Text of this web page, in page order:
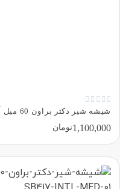





شیشه شیر دکتر براون 60 میل آپشن‌پلاس آنتی‌کولیک SB2100-GBX
1,100,000تومان